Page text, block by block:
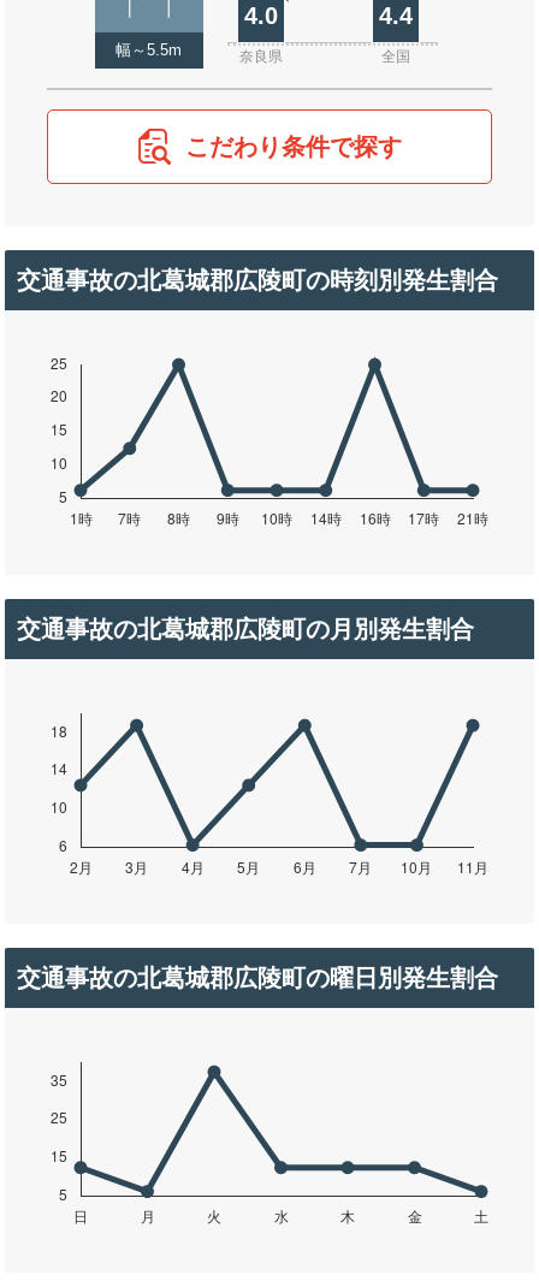
幅～5.5m
4.0 4.4
奈良県 全国
こだわり条件で探す
交通事故の北葛城郡広陵町の時刻別発生割合
交通事故の北葛城郡広陵町の月別発生割合
交通事故の北葛城郡広陵町の曜日別発生割合